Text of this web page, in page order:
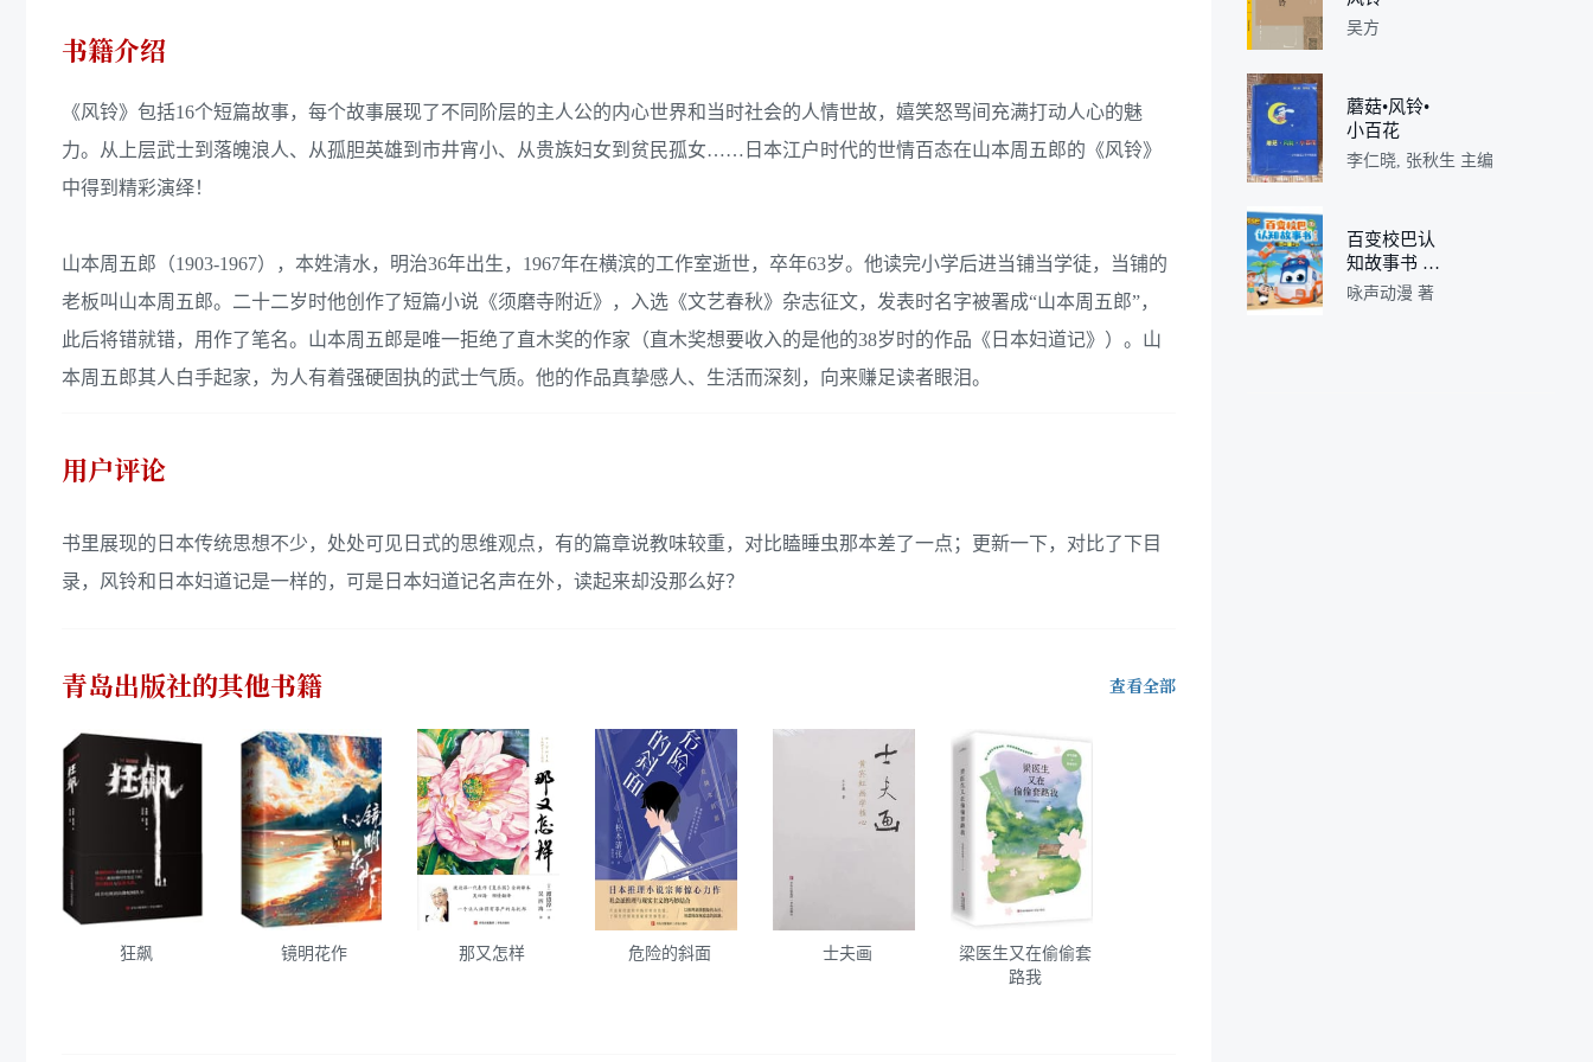
书籍介绍
《风铃》包括16个短篇故事，每个故事展现了不同阶层的主人公的内心世界和当时社会的人情世故，嬉笑怒骂间充满打动人心的魅
力。从上层武士到落魄浪人、从孤胆英雄到市井宵小、从贵族妇女到贫民孤女……日本江户时代的世情百态在山本周五郎的《风铃》
中得到精彩演绎！
山本周五郎（1903-1967），本姓清水，明治36年出生，1967年在横滨的工作室逝世，卒年63岁。他读完小学后进当铺当学徒，当铺的
老板叫山本周五郎。二十二岁时他创作了短篇小说《须磨寺附近》，入选《文艺春秋》杂志征文，发表时名字被署成“山本周五郎”，
此后将错就错，用作了笔名。山本周五郎是唯一拒绝了直木奖的作家（直木奖想要收入的是他的38岁时的作品《日本妇道记》）。山
本周五郎其人白手起家，为人有着强硬固执的武士气质。他的作品真挚感人、生活而深刻，向来赚足读者眼泪。
用户评论
书里展现的日本传统思想不少，处处可见日式的思维观点，有的篇章说教味较重，对比瞌睡虫那本差了一点；更新一下，对比了下目
录，风铃和日本妇道记是一样的，可是日本妇道记名声在外，读起来却没那么好？
吴方
蘑菇•风铃•
小百花
李仁晓, 张秋生 主编
百变校巴认
知故事书 第
2辑 “软糖”
咏声动漫 著
青岛出版社的其他书籍 查看全部
狂飙 镜明花作 那又怎样 危险的斜面 士夫画
梁医生又在偷偷套
路我